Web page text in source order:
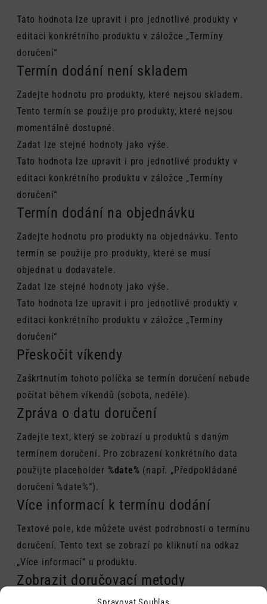
Tato hodnota lze upravit i pro jednotlivé produkty v
editaci konkrétního produktu v záložce „Termíny
doručení“
Termín dodání není skladem
Zadejte hodnotu pro produkty, které nejsou skladem.
Tento termín se použije pro produkty, které nejsou
momentálně dostupné.
Zadat lze stejné hodnoty jako výše.
Tato hodnota lze upravit i pro jednotlivé produkty v
editaci konkrétního produktu v záložce „Termíny
doručení“
Termín dodání na objednávku
Zadejte hodnotu pro produkty na objednávku. Tento
termín se použije pro produkty, které se musí
objednat u dodavatele.
Zadat lze stejné hodnoty jako výše.
Tato hodnota lze upravit i pro jednotlivé produkty v
editaci konkrétního produktu v záložce „Termíny
doručení“
Přeskočit víkendy
Zaškrtnutím tohoto políčka se termín doručení nebude
počítat během víkendů (sobota, neděle).
Zpráva o datu doručení
Zadejte text, který se zobrazí u produktů s daným
termínem doručení. Pro zobrazení konkrétního data
použijte placeholder %date% (např. „Předpokládané
doručení %date%“).
Více informací k termínu dodání
Textové pole, kde můžete uvést podrobnosti o termínu
doručení. Tento text se zobrazí po kliknutí na odkaz
„Více informací“ u produktu.
Zobrazit doručovací metody